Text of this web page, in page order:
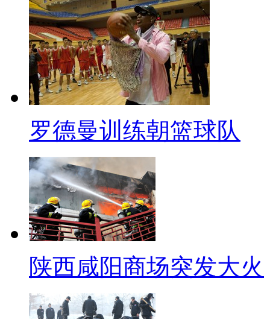
一兴奋就把学生当成喜洋洋了
位”是可笑的，但是生活的“错
的所有内容。感谢您的收看，
频微博。下周见！
罗德曼训练朝篮球队
陕西咸阳商场突发大火